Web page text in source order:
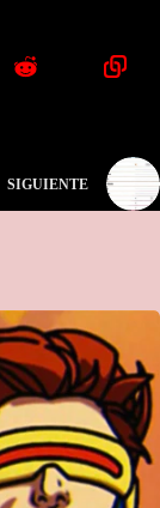
SIGUIENTE